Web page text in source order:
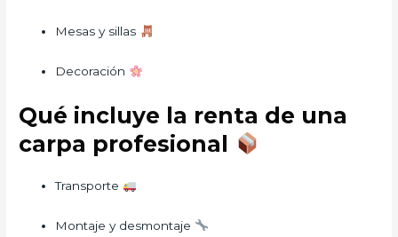
Mesas y sillas
Decoración
Qué incluye la renta de una
carpa profesional
Transporte
Montaje y desmontaje